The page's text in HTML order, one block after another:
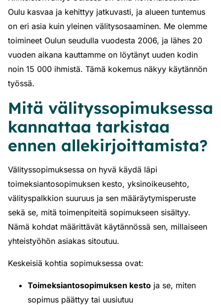
Oulu kasvaa ja kehittyy jatkuvasti, ja alueen tuntemus
on eri asia kuin yleinen välitysosaaminen. Me olemme
toimineet Oulun seudulla vuodesta 2006, ja lähes 20
vuoden aikana kauttamme on löytänyt uuden kodin
noin 15 000 ihmistä. Tämä kokemus näkyy käytännön
työssä.
Mitä välityssopimuksessa
kannattaa tarkistaa
ennen allekirjoittamista?
Välityssopimuksessa on hyvä käydä läpi
toimeksiantosopimuksen kesto, yksinoikeusehto,
välityspalkkion suuruus ja sen määräytymisperuste
sekä se, mitä toimenpiteitä sopimukseen sisältyy.
Nämä kohdat määrittävät käytännössä sen, millaiseen
yhteistyöhön asiakas sitoutuu.
Keskeisiä kohtia sopimuksessa ovat:
Toimeksiantosopimuksen kesto ja se, miten
sopimus päättyy tai uusiutuu